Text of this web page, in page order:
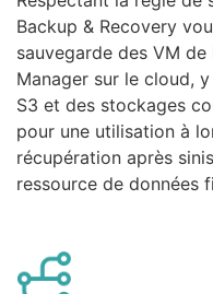
Backup & Recovery
sauvegarde des VM
Manager sur le cloud,
S3 et des stockages
pour une utilisation à
récupération après
ressource de données